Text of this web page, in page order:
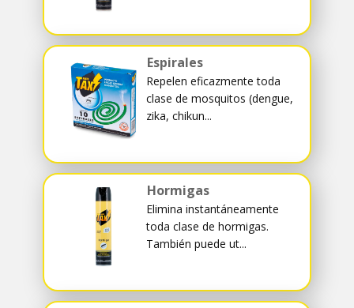
Espirales
Repelen eficazmente toda
clase de mosquitos (dengue,
zika, chikun...
Hormigas
Elimina instantáneamente
toda clase de hormigas.
También puede ut...